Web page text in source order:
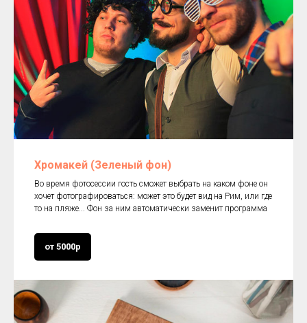
Хромакей (Зеленый фон)
Во время фотосессии гость сможет выбрать на каком фоне он
хочет фотографироваться: может это будет вид на Рим, или где
то на пляже... Фон за ним автоматически заменит программа
от 5000р